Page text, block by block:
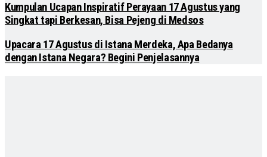
Kumpulan Ucapan Inspiratif Perayaan 17 Agustus yang
Singkat tapi Berkesan, Bisa Pejeng di Medsos
Upacara 17 Agustus di Istana Merdeka, Apa Bedanya
dengan Istana Negara? Begini Penjelasannya